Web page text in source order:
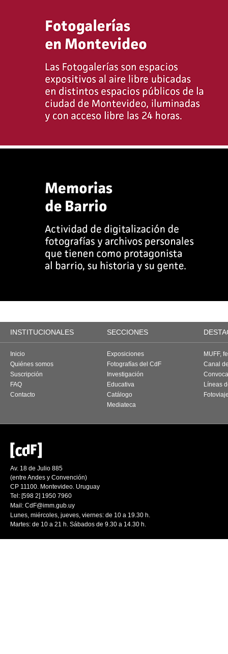
INSTITUCIONALES SECCIONES
Inicio
Quiénes somos
Suscripción
FAQ
Contacto
Exposiciones
Fotografías del CdF
Investigación
Educativa
Catálogo
Mediateca
MUFF,
Canal
Líneas
Av. 18 de Julio 885
(entre Andes y Convención)
CP 11100. Montevideo. Uruguay
Tel: [598 2] 1950 7960
Mail: CdF@imm.gub.uy
Lunes, miércoles, jueves, viernes: de 10 a 19.30 h.
Martes: de 10 a 21 h. Sábados de 9.30 a 14.30 h.